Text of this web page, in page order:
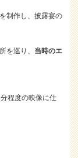
制作し、披露宴の
を巡り、 当時のエ
程度の映像に仕